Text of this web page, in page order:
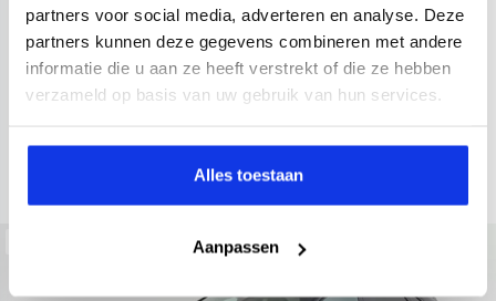
partners voor social media, adverteren en analyse. Deze
partners kunnen deze gegevens combineren met andere
informatie die u aan ze heeft verstrekt of die ze hebben
verzameld op basis van uw gebruik van hun services.
Alles toestaan
Aanpassen
34.998 km 437 km actieradius
Elektrisch
electronic climate controle
elektrisch glazen panorama-dak
Kopen
36.895,-
Private lease
793,- p.m.